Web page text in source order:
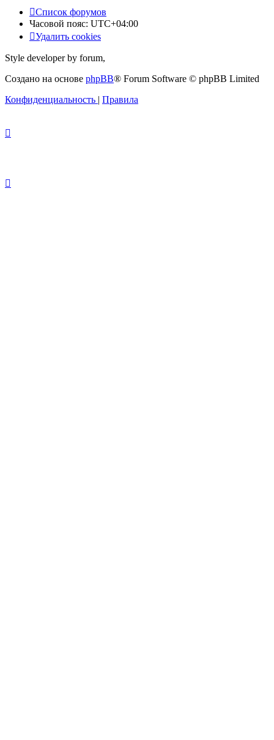
Список форумов
Часовой пояс: UTC+04:00
Удалить cookies
Style developer by forum,
Создано на основе phpBB® Forum Software © phpBB Limited
Конфиденциальность | Правила